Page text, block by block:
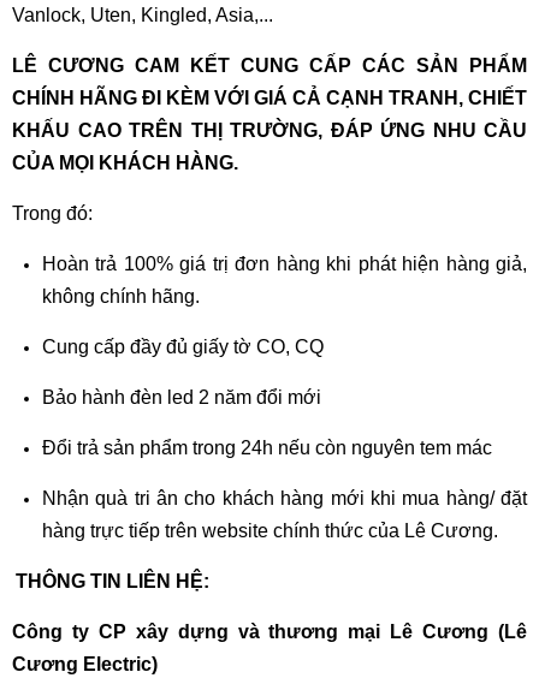
Vanlock, Uten, Kingled, Asia,...
LÊ CƯƠNG CAM KẾT CUNG CẤP CÁC SẢN PHẨM
CHÍNH HÃNG ĐI KÈM VỚI GIÁ CẢ CẠNH TRANH, CHIẾT
KHẤU CAO TRÊN THỊ TRƯỜNG, ĐÁP ỨNG NHU CẦU
CỦA MỌI KHÁCH HÀNG.
Trong đó:
Hoàn trả 100% giá trị đơn hàng khi phát hiện hàng giả,
không chính hãng.
Cung cấp đầy đủ giấy tờ CO, CQ
Bảo hành đèn led 2 năm đổi mới
Đổi trả sản phẩm trong 24h nếu còn nguyên tem mác
Nhận quà tri ân cho khách hàng mới khi mua hàng/ đặt
hàng trực tiếp trên website chính thức của Lê Cương.
THÔNG TIN LIÊN HỆ:
Công ty CP xây dựng và thương mại Lê Cương (Lê
Cương Electric)